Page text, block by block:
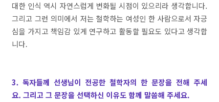
대한 인식 역시 자연스럽게 변화될 시점이 있으리라 생각합니다.
그리고 그런 의미에서 저는 철학하는 여성인 한 사람으로서 자긍
심을 가지고 책임감 있게 연구하고 활동할 필요도 있다고 생각합
니다.
3. 독자들께 선생님이 전공한 철학자의 한 문장을 전해 주세
요. 그리고 그 문장을 선택하신 이유도 함께 말씀해 주세요.